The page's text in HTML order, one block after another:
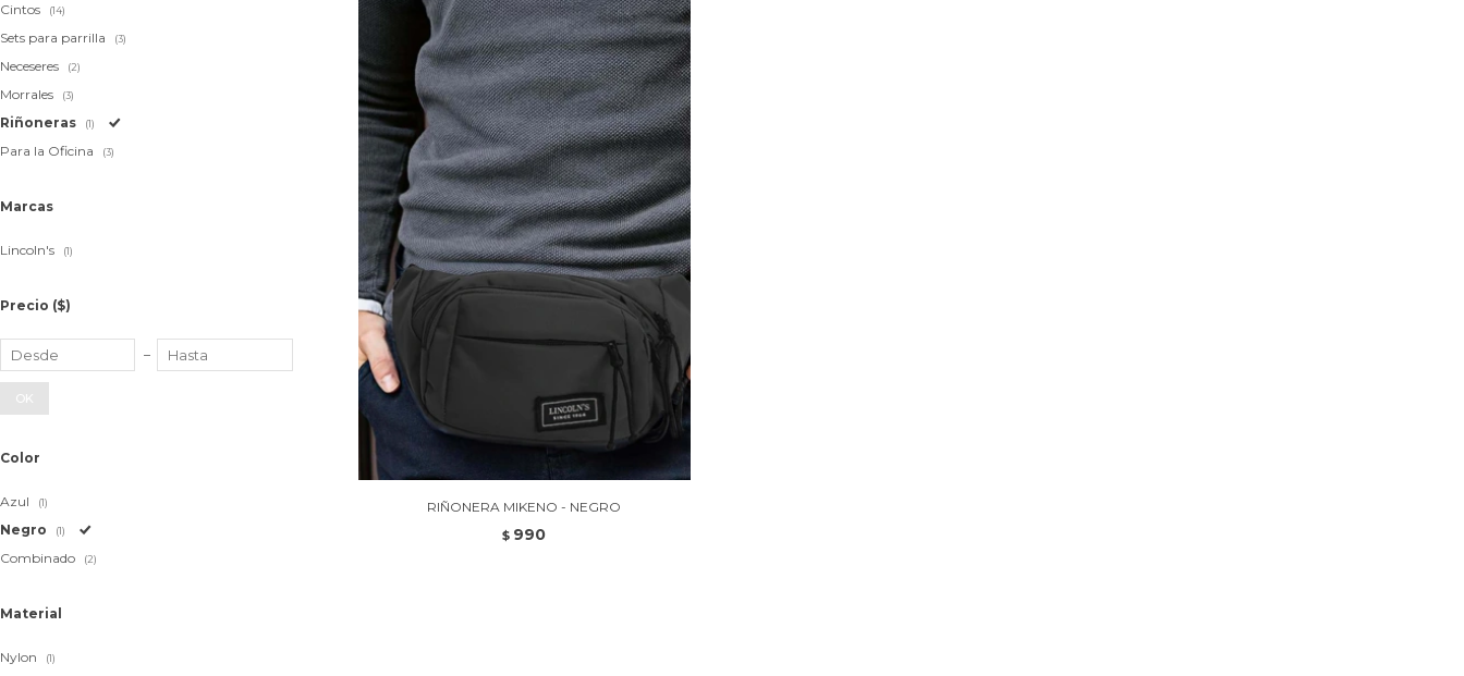
RIÑONERA MIKENO - NEGRO
$ 990
Cintos (14)
Sets para parrilla (3)
Neceseres (2)
Morrales (3)
Riñoneras (1)
Para la Oficina (3)
Marcas
Lincoln's (1)
Precio ($)
OK
Color
Azul (1)
Negro (1)
Combinado (2)
Material
Nylon (1)